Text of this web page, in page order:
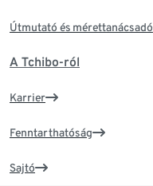
Útmutató és mérettanácsadó
A Tchibo-ról
Karrier
Fenntarthatóság
Sajtó